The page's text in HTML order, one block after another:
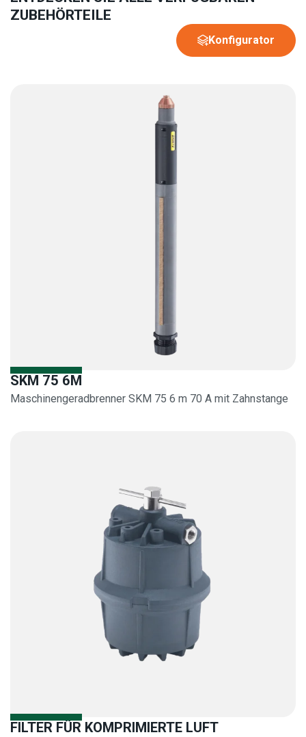
ZUBEHÖRTEILE
Konfigurator
SKM 75 6M
Maschinengeradbrenner SKM 75 6 m 70 A mit Zahnstange
FILTER FÜR KOMPRIMIERTE LUFT